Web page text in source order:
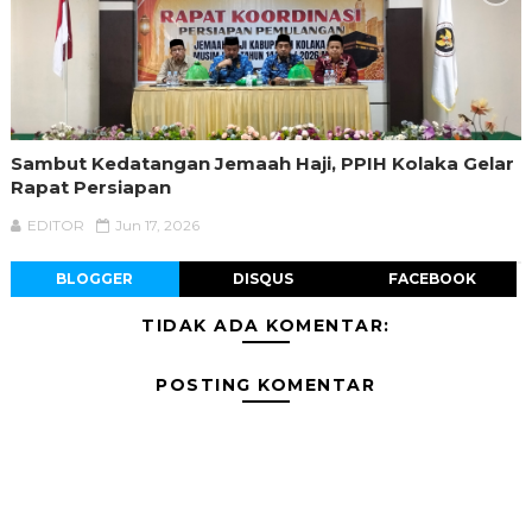
Sambut Kedatangan Jemaah Haji, PPIH Kolaka Gelar
Rapat Persiapan
EDITOR Jun 17, 2026
BLOGGER DISQUS FACEBOOK
TIDAK ADA KOMENTAR:
POSTING KOMENTAR